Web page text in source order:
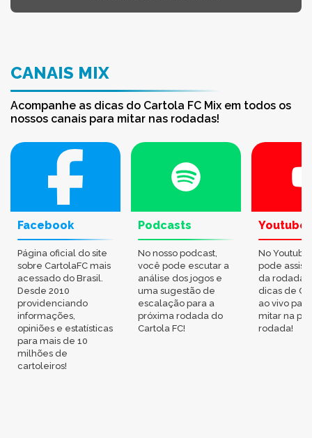
CANAIS MIX
Acompanhe as dicas do Cartola FC Mix em todos os
nossos canais para mitar nas rodadas!
Facebook
Página oficial do site
sobre CartolaFC mais
acessado do Brasil.
Desde 2010
providenciando
informações,
opiniões e estatísticas
para mais de 10
milhões de
cartoleiros!
Podcasts
No nosso podcast,
você pode escutar a
análise dos jogos e
uma sugestão de
escalação para a
próxima rodada do
Cartola FC!
Youtube
No
pode
da rodada,
dicas de
ao vivo
mitar na
rodada!